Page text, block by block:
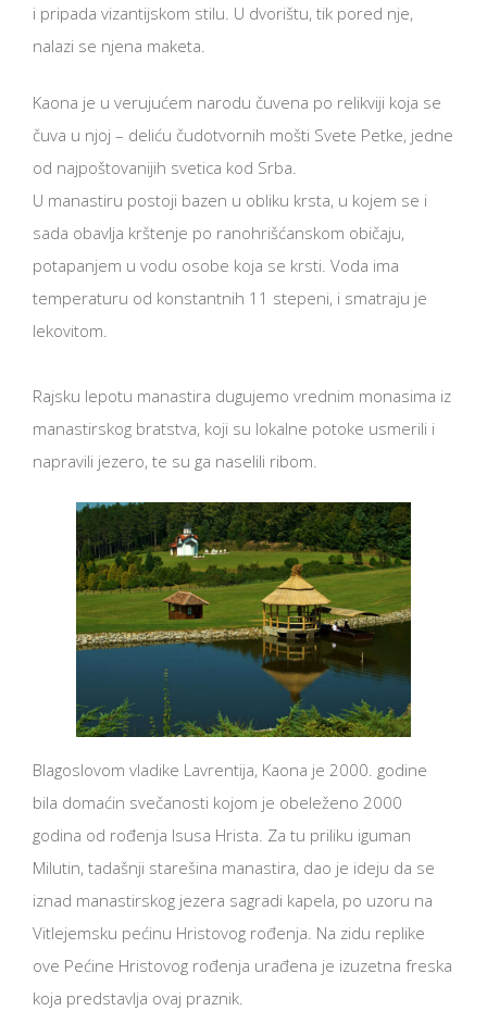
i pripada vizantijskom stilu. U dvorištu, tik pored nje,
nalazi se njena maketa.
Kaona je u verujućem narodu čuvena po relikviji koja se
čuva u njoj – deliću čudotvornih mošti Svete Petke, jedne
od najpoštovanijih svetica kod Srba.
U manastiru postoji bazen u obliku krsta, u kojem se i
sada obavlja krštenje po ranohrišćanskom običaju,
potapanjem u vodu osobe koja se krsti. Voda ima
temperaturu od konstantnih 11 stepeni, i smatraju je
lekovitom.
Rajsku lepotu manastira dugujemo vrednim monasima iz
manastirskog bratstva, koji su lokalne potoke usmerili i
napravili jezero, te su ga naselili ribom.
Blagoslovom vladike Lavrentija, Kaona je 2000. godine
bila domaćin svečanosti kojom je obeleženo 2000
godina od rođenja Isusa Hrista. Za tu priliku iguman
Milutin, tadašnji starešina manastira, dao je ideju da se
iznad manastirskog jezera sagradi kapela, po uzoru na
Vitlejemsku pećinu Hristovog rođenja. Na zidu replike
ove Pećine Hristovog rođenja urađena je izuzetna freska
koja predstavlja ovaj praznik.